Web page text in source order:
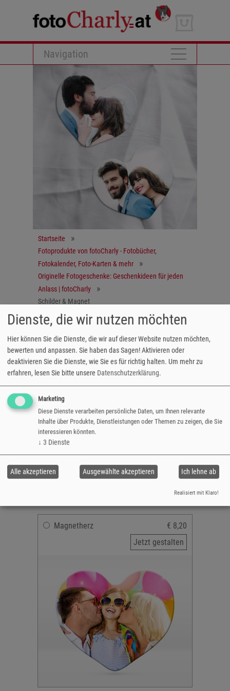
Navigation
Startseite
Fotoprodukte von fotoCharly - Fotobücher,
Fotokalender, Foto-Karten & mehr
Originelle Fotogeschenke: Geschenkideen für jeden
Anlass | fotoCharly
Schilder & Magnet
Magnetschild Herz
Ein Fotogeschenk mit besonderer
Anziehungskraft
Das Magnetschild in Herzform wird vollflächig
mit Ihrem Lieblingsfoto bedruckt und ist eine
witziges Mitbringsel zum Beispiel zur
nächsten Einweihungsfeier.
Größe: 6,5x6 cm
Material: Kunststoff
inkl. selbstklebendem Magnet
Magnetherz
€ 8,20
Jetzt gestalten
Dienste, die wir nutzen möchten
Hier können Sie die Dienste, die wir auf dieser Website nutzen möchten,
bewerten und anpassen. Sie haben das Sagen! Aktivieren oder
deaktivieren Sie die Dienste, wie Sie es für richtig halten. Um mehr zu
erfahren, lesen Sie bitte unsere Datenschutzerklärung.
Marketing
Diese Dienste verarbeiten persönliche Daten, um Ihnen relevante
Inhalte über Produkte, Dienstleistungen oder Themen zu zeigen, die Sie
interessieren könnten.
↓ 3 Dienste
Ich lehne ab
Ausgewählte akzeptieren
Alle akzeptieren
Realisiert mit Klaro!